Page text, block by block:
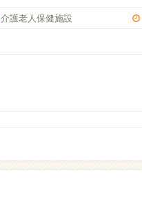
介護老人保健施設